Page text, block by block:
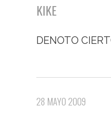
KIKE
DENOTO
28 MAYO 2009